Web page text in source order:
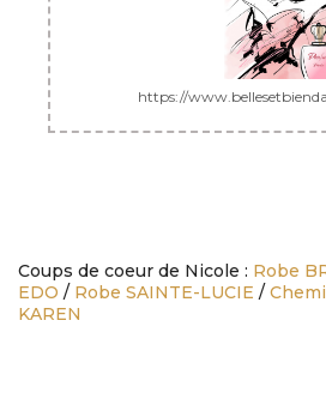
https://
Coups de coeur de Nicole : Robe
EDO / Robe SAINTE-LUCIE /
KAREN